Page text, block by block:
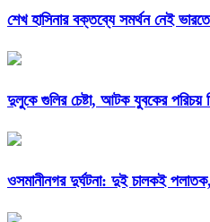
শেখ হাসিনার বক্তব্যে সমর্থন নেই
দুলুকে গুলির চেষ্টা, আটক যুবকের পরিচয়
ওসমানীনগর দুর্ঘটনা: দুই চালকই